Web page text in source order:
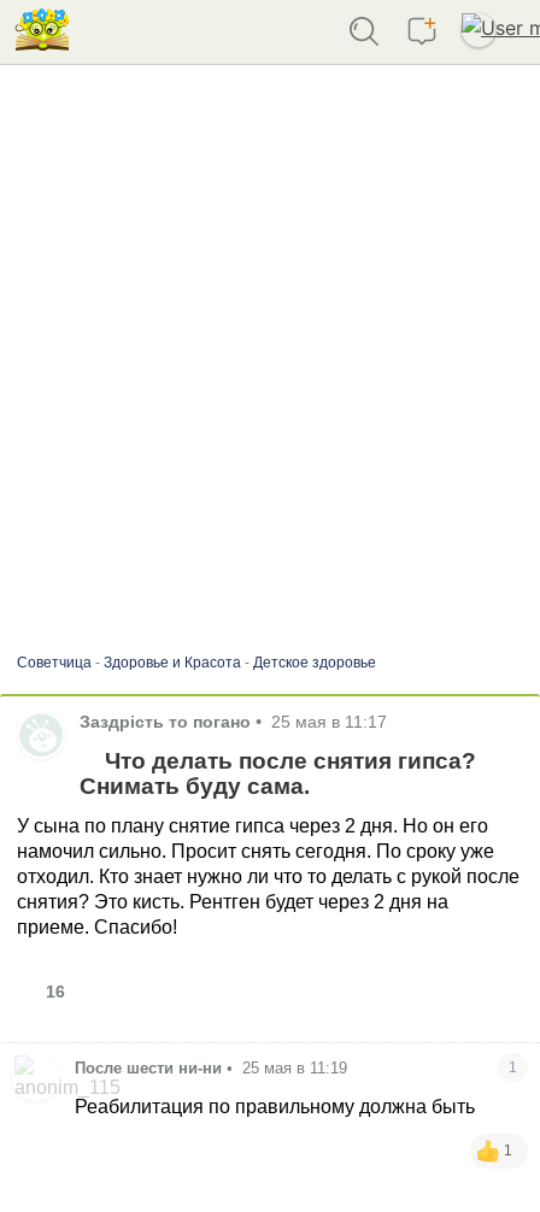
Советчица- Здоровье и Красота- Детское здоровье
Заздрість то погано • 25 мая в 11:17
Что делать после снятия гипса?
Снимать буду сама.
У сына по плану снятие гипса через 2 дня. Но он его
намочил сильно. Просит снять сегодня. По сроку уже
отходил. Кто знает нужно ли что то делать с рукой после
снятия? Это кисть. Рентген будет через 2 дня на
приеме. Спасибо!
16
После шести ни-ни • 25 мая в 11:19 1
Реабилитация по правильному должна быть
1